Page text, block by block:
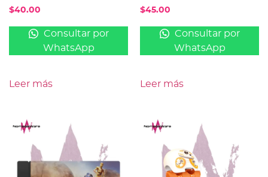
$40.00
Consultar por
WhatsApp
Leer más
$45.00
Consultar por
WhatsApp
Leer más